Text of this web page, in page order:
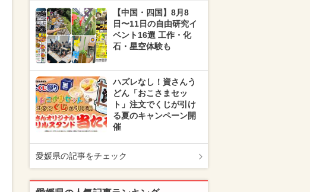
【中国・四国】8月8
日〜11日の自由研究イ
ベント16選 工作・化
石・星空体験も
ハズレなし！資さんう
どん「おこさまセッ
ト」注文でくじが引け
る夏のキャンペーン開
催
愛媛県の記事をチェック